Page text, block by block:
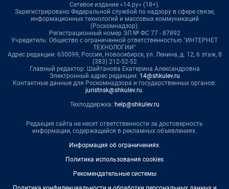
Сетевое издание «14.ру» (18+).
Зарегистрировано Федеральной службой по надзору в сфере связи,
информационных технологий и массовых коммуникаций
(Роскомнадзор).
Регистрационный номер ЭЛ № ФС 77 - 87892
Учредитель: Общество с ограниченной ответственностью "ИНТЕРНЕТ
ТЕХНОЛОГИИ"
Адрес редакции: 630099, Россия, Новосибирск, ул. Ленина, д. 12, 6 этаж, 8
(383) 212-52-52
Главный редактор: Шайтанова Екатерина Александровна
Электронный адрес редакции: 14@shkulev.ru
Контактные данные для Роскомнадзора и государственных органов:
juristnsk@shkulev.ru.
Техподдержка: help@shkulev.ru
Редакция сайта не несет ответственности за достоверность
информации, содержащейся в рекламных объявлениях.
Информация об ограничениях.
Политика использования cookies
Рекомендательные системы